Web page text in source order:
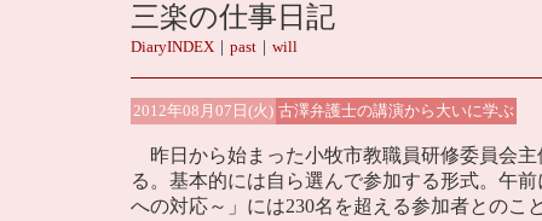
三楽の仕事日記
DiaryINDEX｜ past｜ will
2012年08月07日(火) 古澤弁護士の講演から大いに学ぶ
昨日から始まった小牧市教職員研修委員会
る。基本的には自ら選んで参加する形式。午
への対応～」には230名を超える参加者とのこ